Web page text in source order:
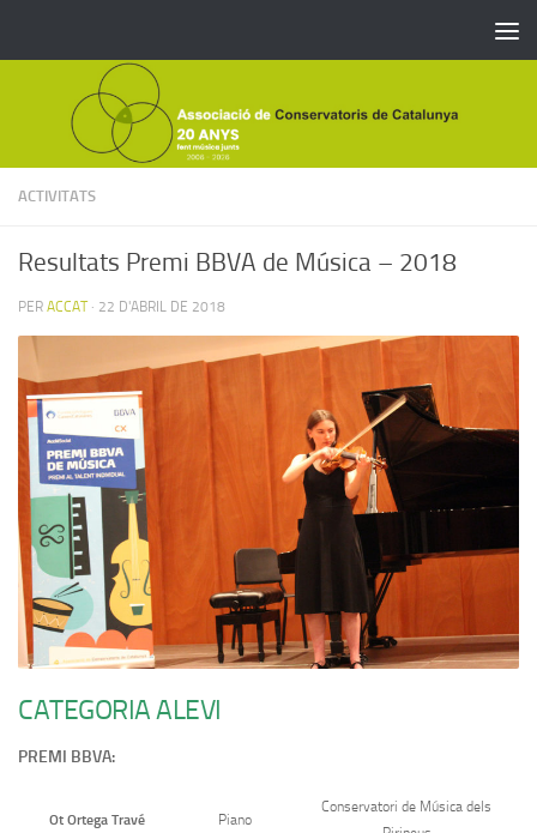
ACTIVITATS
Resultats Premi BBVA de Música – 2018
PER ACCAT · 22 D'ABRIL DE 2018
CATEGORIA ALEVI
PREMI BBVA:
Ot Ortega Travé Piano
Conservatori de Música dels